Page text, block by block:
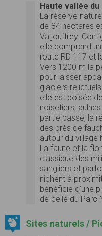
Haute vallée
La réserve
de 84 hectares
Valjouffrey.
elle comprend
route RD 117 et
Vers 1200 m la
pour laisser
glaciers
elle est boisée
noisetiers,
partie basse, la
des près de
autour du village
La faune et la
classique des
sangliers et
nichent à
bénéficie d'une
de celle du Parc
Sites naturels /